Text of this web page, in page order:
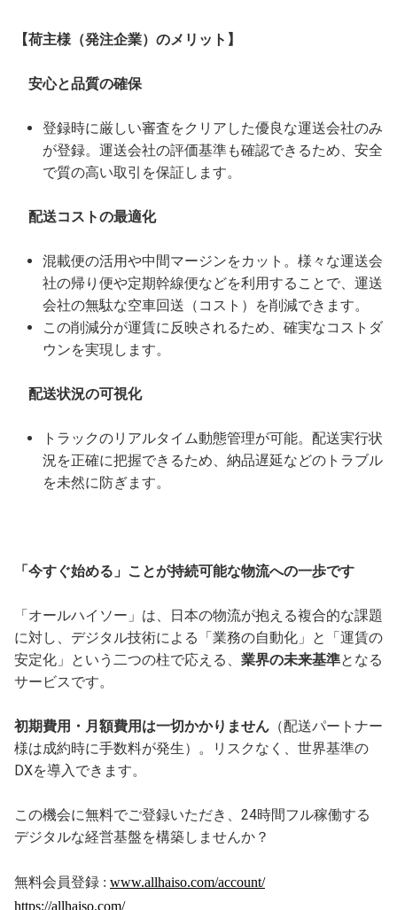
【荷主様（発注企業）のメリット】
安心と品質の確保
登録時に厳しい審査をクリアした優良な運送会社のみ
が登録。運送会社の評価基準も確認できるため、安全
で質の高い取引を保証します。
配送コストの最適化
混載便の活用や中間マージンをカット。様々な運送会
社の帰り便や定期幹線便などを利用することで、運送
会社の無駄な空車回送（コスト）を削減できます。
この削減分が運賃に反映されるため、確実なコストダ
ウンを実現します。
配送状況の可視化
トラックのリアルタイム動態管理が可能。配送実行状
況を正確に把握できるため、納品遅延などのトラブル
を未然に防ぎます。
「今すぐ始める」ことが持続可能な物流への一歩です
「オールハイソー」は、日本の物流が抱える複合的な課題
に対し、デジタル技術による「業務の自動化」と「運賃の
安定化」という二つの柱で応える、 業界の未来基準となる
サービスです。
初期費用・月額費用は一切かかりません （配送パートナー
様は成約時に手数料が発生）。リスクなく、世界基準の
DXを導入できます。
この機会に無料でご登録いただき、24時間フル稼働する
デジタルな経営基盤を構築しませんか？
無料会員登録 : www.allhaiso.com/account/
https://allhaiso.com/